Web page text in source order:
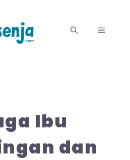
MENU
Ibu
dan